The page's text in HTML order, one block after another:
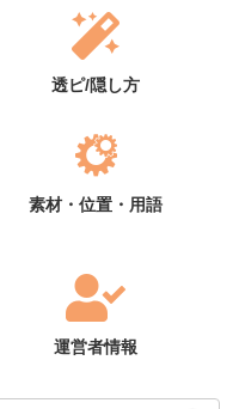
透ピ/隠し方
素材・位置・用語
運営者情報